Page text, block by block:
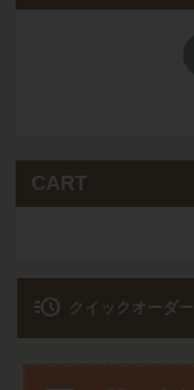
CART
acute クイックオーダー